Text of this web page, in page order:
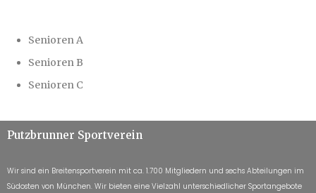
Senioren A
Senioren B
Senioren C
Putzbrunner Sportverein
Wir sind ein Breitensportverein mit ca. 1.700 Mitgliedern und sechs Abteilungen im
Südosten von München. Wir bieten eine Vielzahl unterschiedlicher Sportangebote